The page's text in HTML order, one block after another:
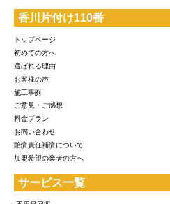
香川片付け110番
トップページ
初めての方へ
選ばれる理由
お客様の声
施工事例
ご意見・ご感想
料金プラン
お問い合わせ
賠償責任補償について
加盟希望の業者の方へ
サービス一覧